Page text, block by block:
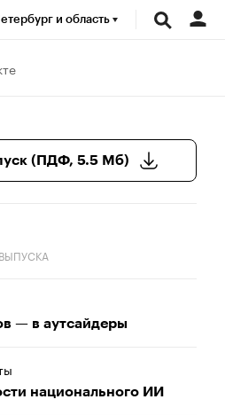
и область
(ПДФ, 5.5 Мб)
— в аутсайдеры
национального ИИ